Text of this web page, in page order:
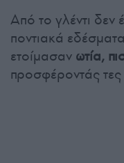
Από το γλέντι δεν
ποντιακά
ετοίμασαν ωτία,
προσφέροντάς